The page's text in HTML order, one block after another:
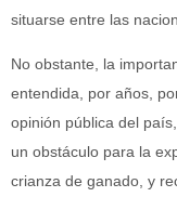
situarse entre las
No obstante, la
entendida, por años,
opinión pública del
un obstáculo para la
crianza de ganado, y